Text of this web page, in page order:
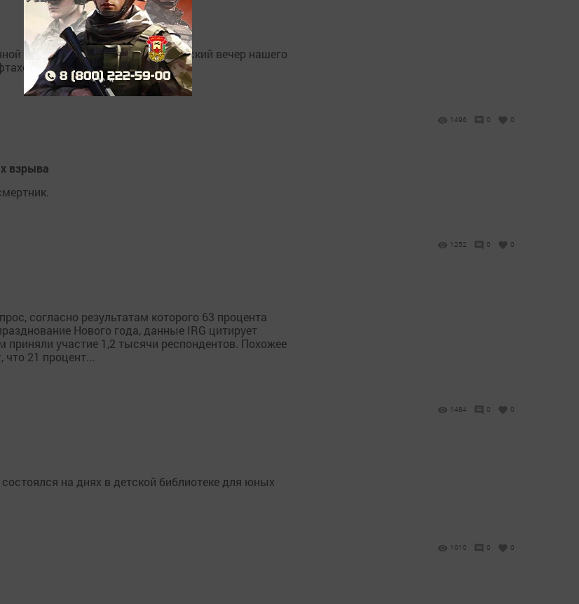
филармонии состоится творческий вечер нашего
1496 0 0
взрыва
1252 0 0
согласно результатам которого 63 процента
Нового года, данные IRG цитирует
приняли участие 1,2 тысячи респондентов. Похожее
21 процент...
1484 0 0
на днях в детской библиотеке для юных
1010 0 0